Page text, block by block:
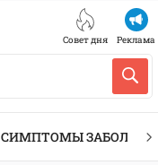
Совет дня Реклама
СИМПТОМЫ